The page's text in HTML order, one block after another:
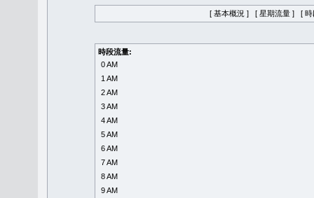
[ 基本概況 ] [ 星期流量 ] [ 時
時段流量:
0 AM
1 AM
2 AM
3 AM
4 AM
5 AM
6 AM
7 AM
8 AM
9 AM